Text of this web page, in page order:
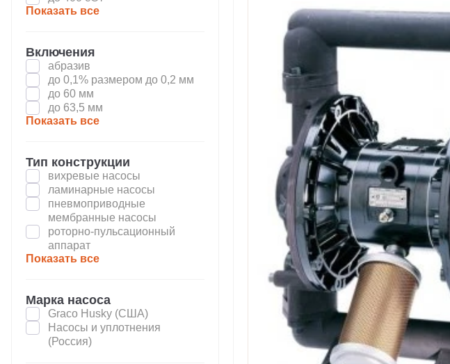
Показать все
Включения
абразив
до 0,1% размером до 0,2 мм
до 60 мм
до 63,5 мм
Показать все
Тип конструкции
вихревые насосы
ламинарные насосы
пневмоприводные
мембранные насосы
роторно-пульсационный
аппарат
Показать все
Марка насоса
Graco Husky (США)
Насосы и уплотнения
(Россия)